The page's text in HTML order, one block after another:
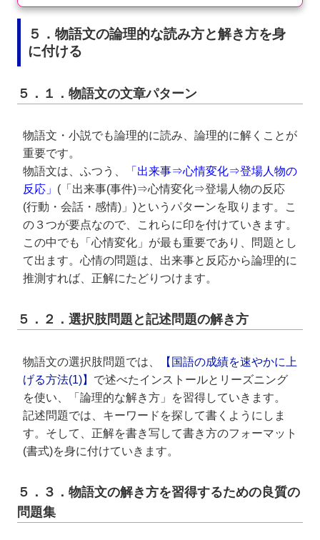
５．物語文の論理的な読み方と解き方を身
に付ける
５．１．物語文の文章パターン
物語文・小説でも論理的に読み、論理的に解くことが
重要です。
物語文は、ふつう、
「出来事⇒心情変化⇒登場人物の
反応」 (「出来事(事件)⇒心情変化⇒登場人物の反応
(行動・会話・感情)」)というパターンを取ります。こ
の３つが要点なので、これらに印を付けていきます。
この中でも「心情変化」が最も重要であり、問題とし
て出ます。心情の問題は、出来事と反応から論理的に
推測すれば、正解にたどりつけます。
５．２．選択肢問題と記述問題の解き方
物語文の選択肢問題では、
【国語の成績を速やかに上
げる方法(1)】 で述べたインストールとリーズニング
を使い、「論理的な解き方」を習得していきます。
記述問題では、キーワードを探して書くようにしま
す。そして、正解を書き写して書き方のフォーマット
(書式)を身に付けていきます。
５．３．物語文の解き方を習得するための良質の
問題集